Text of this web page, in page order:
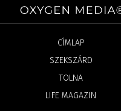
CÍMLAP
SZEKSZÁRD
TOLNA
LIFE MAGAZIN